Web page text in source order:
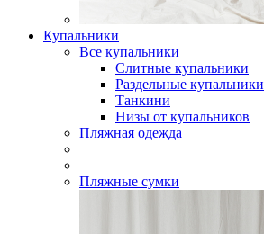
Купальники
Все купальники
Слитные купальники
Раздельные купальники
Танкини
Низы от купальников
Пляжная одежда
Пляжные сумки